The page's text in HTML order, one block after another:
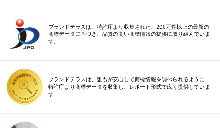
ブランドテラスは、特許庁より収集された、200万件以上の最新の
商標データに基づき、品質の高い商標情報の提供に取り組んでいま
す。
ブランドテラスは、誰もが安心して商標情報を調べられるように、
特許庁より商標データを収集し、レポート形式で広く提供していま
す。